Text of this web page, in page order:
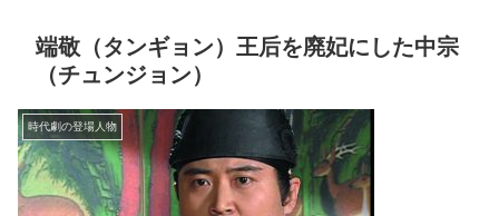
端敬（タンギョン）王后を廃妃にした中宗
（チュンジョン）
時代劇の登場人物